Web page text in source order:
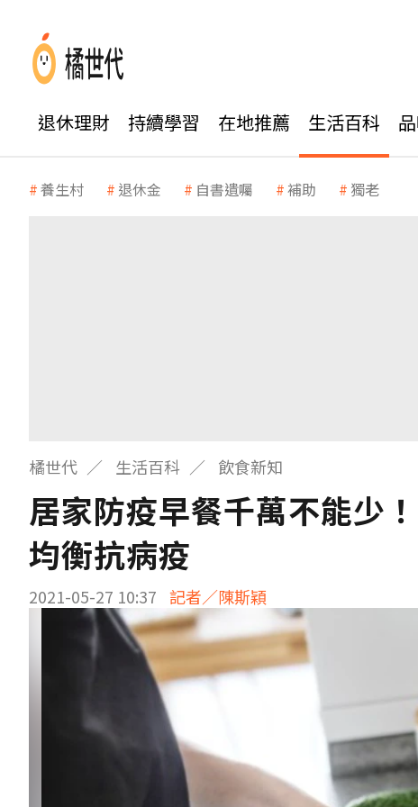
退休理財 持續學習 在地推薦 生活百科
養生村 退休金 自書遺囑 補助 獨老
橘世代 生活百科 飲食新知
居家防疫早餐千萬不能少
均衡抗病疫
2021-05-27 10:37 記者／陳斯穎